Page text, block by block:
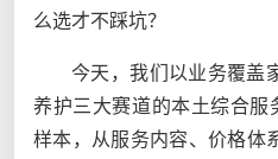
么选才不踩坑？
今天，我们以业务覆盖
养护三大赛道的本土综合服
样本，从服务内容、价格体